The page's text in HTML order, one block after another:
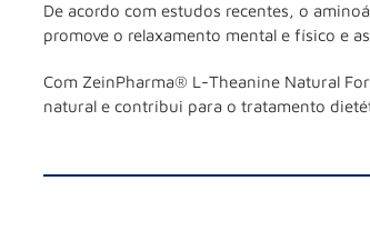
De acordo com estudos recentes, o
promove o relaxamento mental e físico e
Com ZeinPharma® L-Theanine Natural
natural e contribui para o tratamento